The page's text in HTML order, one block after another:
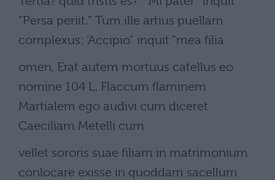
“Persa periit.” Tum ille artius puellam
complexus: ‘Accipio” inquit “mea filia
omen. Erat autem mortuus catellus eo
nomine 104 L. Flaccum flaminem
Martialem ego audivi cum diceret
Caeciliam Metelli cum
vellet sororis suae filiam in matrimonium
conlocare exisse in quoddam sacellum